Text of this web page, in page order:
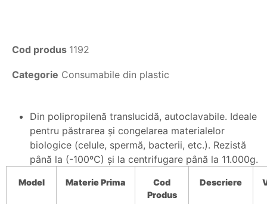
Cod produs 1192
Categorie Consumabile din plastic
Din polipropilenă translucidă, autoclavabile. Ideale
pentru păstrarea şi congelarea materialelor
biologice (celule, spermă, bacterii, etc.). Rezistă
până la (-100ºC) şi la centrifugare până la 11.000g.
Model MateriePrima
Cod
Produs
Descriere